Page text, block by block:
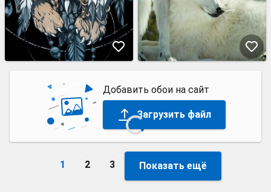
Добавить обои на сайт
Загрузить файл
1 2 3 Показать ещё